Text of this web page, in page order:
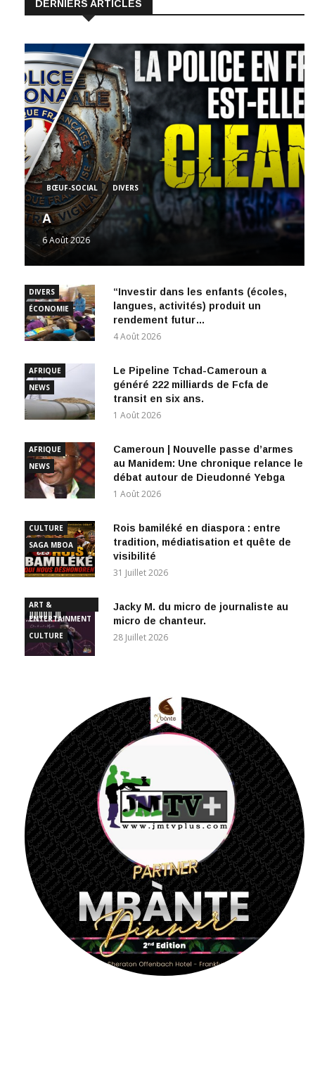
DERNIERS ARTICLES
BŒUF-SOCIAL DIVERS
A
6 Août 2026
DIVERS
ÉCONOMIE
“Investir dans les enfants (écoles,
langues, activités) produit un
rendement futur…
4 Août 2026
AFRIQUE
NEWS
Le Pipeline Tchad-Cameroun a
généré 222 milliards de Fcfa de
transit en six ans.
1 Août 2026
AFRIQUE
NEWS
Cameroun | Nouvelle passe d’armes
au Manidem: Une chronique relance le
débat autour de Dieudonné Yebga
1 Août 2026
CULTURE
SAGA MBOA
Rois bamiléké en diaspora : entre
tradition, médiatisation et quête de
visibilité
31 Juillet 2026
ART &
ENTERTAINMENT
CULTURE
Jacky M. du micro de journaliste au
micro de chanteur.
28 Juillet 2026